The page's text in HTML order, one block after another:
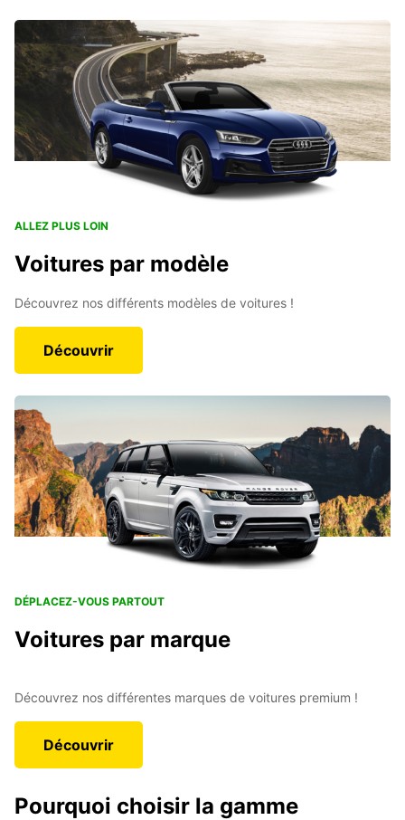
ALLEZ PLUS LOIN
Voitures par modèle
Découvrez nos différents modèles de voitures !
Découvrir
DÉPLACEZ-VOUS PARTOUT
Voitures par marque
Découvrez nos différentes marques de voitures premium !
Découvrir
Pourquoi choisir la gamme